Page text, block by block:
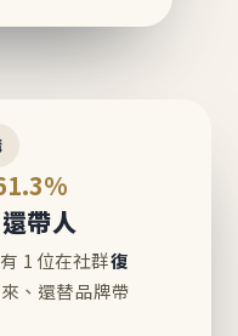
帶人
1 位在社群復
、還替品牌帶